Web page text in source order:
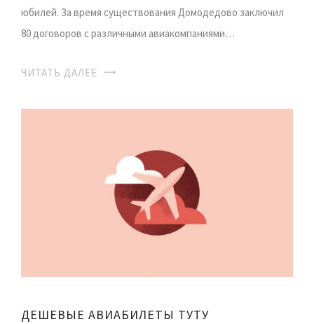
юбилей. За время существования Домодедово заключил
80 договоров с различными авиакомпаниями…
ЧИТАТЬ ДАЛЕЕ
ДЕШЕВЫЕ АВИАБИЛЕТЫ ТУТУ